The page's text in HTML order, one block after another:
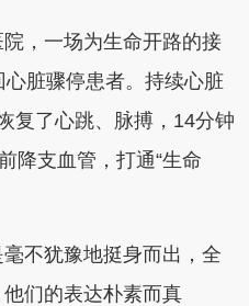
，一场为生命开路的接
脏骤停患者。持续心脏
复了心跳、脉搏，14分钟
降支血管，打通“生命
不犹豫地挺身而出，全
们的表达朴素而真